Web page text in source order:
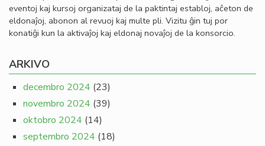
eventoj kaj kursoj organizataj de la paktintaj establoj, aĉeton de
eldonaĵoj, abonon al revuoj kaj multe pli. Vizitu ĝin tuj por
konatiĝi kun la aktivaĵoj kaj eldonaj novaĵoj de la konsorcio.
ARKIVO
decembro 2024 (23)
novembro 2024 (39)
oktobro 2024 (14)
septembro 2024 (18)